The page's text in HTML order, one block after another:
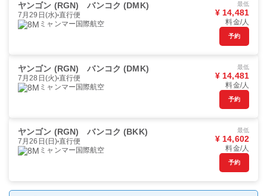
ヤンゴン (RGN) バンコク (DMK)
7月29日(水) 直行便
ミャンマー国際航空
最低
¥ 14,481
料金/人
予約
ヤンゴン (RGN) バンコク (DMK)
7月28日(火) 直行便
ミャンマー国際航空
最低
¥ 14,481
料金/人
予約
ヤンゴン (RGN) バンコク (BKK)
7月26日(日) 直行便
ミャンマー国際航空
最低
¥ 14,602
料金/人
予約